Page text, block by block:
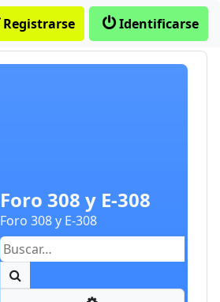
Foro 308 y E-308
Foro 308 y E-308
Identificarse
Registrarse